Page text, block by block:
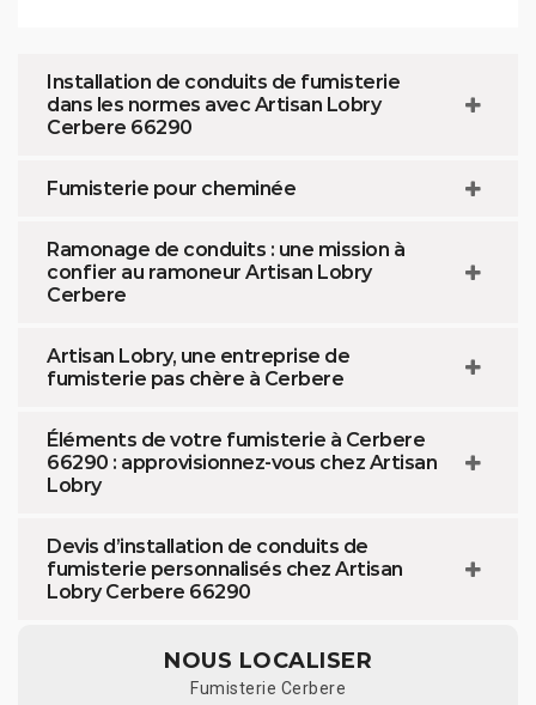
Installation de conduits de fumisterie
dans les normes avec Artisan Lobry
Cerbere 66290
Fumisterie pour cheminée
Ramonage de conduits : une mission à
confier au ramoneur Artisan Lobry
Cerbere
Artisan Lobry, une entreprise de
fumisterie pas chère à Cerbere
Éléments de votre fumisterie à Cerbere
66290 : approvisionnez-vous chez Artisan
Lobry
Devis d’installation de conduits de
fumisterie personnalisés chez Artisan
Lobry Cerbere 66290
NOUS LOCALISER
Fumisterie Cerbere